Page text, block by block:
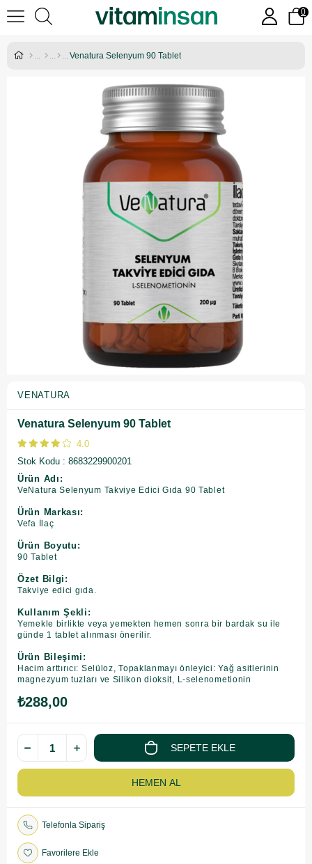
0
Venatura Selenyum 90 Tablet
VENATURA
Venatura Selenyum 90 Tablet
4.0
Stok Kodu
8683229900201
Ürün Adı:
VeNatura Selenyum Takviye Edici Gıda 90 Tablet
Ürün Markası:
Vefa İlaç
Ürün Boyutu:
90 Tablet
Özet Bilgi:
Takviye edici gıda.
Kullanım Şekli:
Yemekle birlikte veya yemekten hemen sonra bir bardak su ile
günde 1 tablet alınması önerilir.
Ürün Bileşimi:
Hacim arttırıcı: Selüloz, Topaklanmayı önleyici: Yağ asitlerinin
magnezyum tuzları ve Silikon dioksit, L-selenometionin
₺288,00
Telefonla Sipariş
Favorilere Ekle